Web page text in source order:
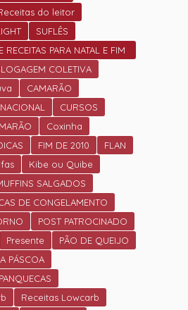
do leitor
SUFLÊS
RECEITAS PARA NATAL E FIM
DE ANO. COLETIVA
CAMARÃO
CURSOS
Coxinha
FIM DE 2010
FLAN
Kibe ou Quibe
SALGADOS
DE CONGELAMENTO
POST PATROCINADO
Presente
PÃO DE QUEIJO
PÁSCOA
Receitas Lowcarb